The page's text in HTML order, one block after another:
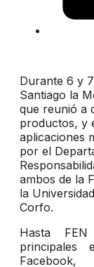
Durante 6 y
Santiago la
que reunió a
productos, y
aplicaciones
por el
ambos de la
la
Corfo.
Hasta
principales